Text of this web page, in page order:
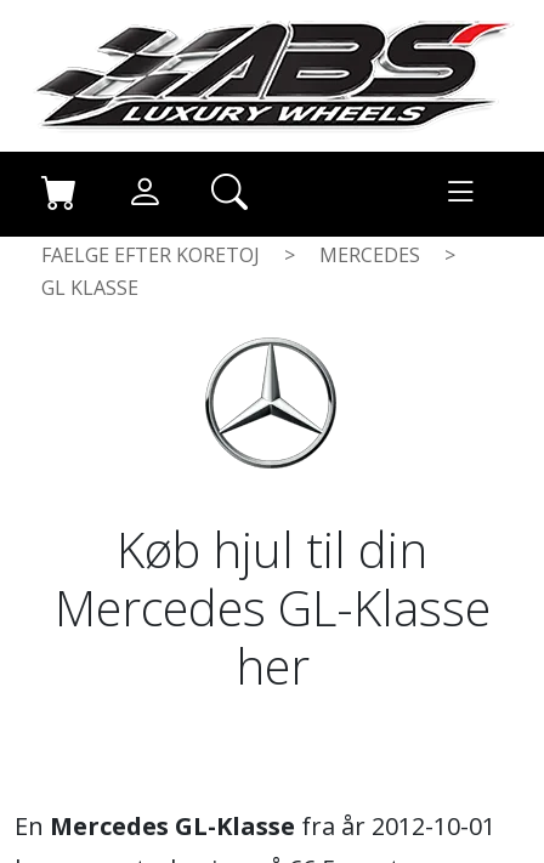
FAELGE EFTER KORETOJ > MERCEDES
>
GL KLASSE
Køb hjul til din
Mercedes GL-Klasse
her
En Mercedes GL-Klasse fra år 2012-10-01